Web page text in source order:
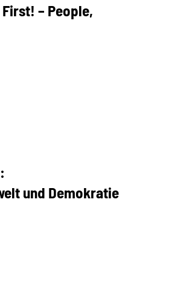
– People,
und Demokratie